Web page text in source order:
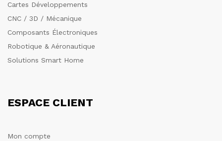
Cartes Développements
CNC / 3D / Mécanique
Composants Électroniques
Robotique & Aéronautique
Solutions Smart Home
ESPACE CLIENT
Mon compte